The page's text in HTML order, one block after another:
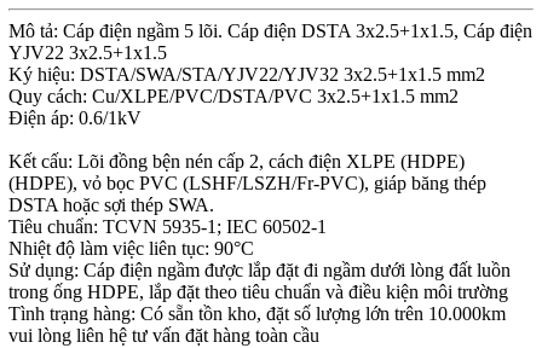
Mô tả: Cáp điện ngầm 5 lõi. Cáp điện DSTA 3x2.5+1x1.5, Cáp điện
YJV22 3x2.5+1x1.5
Ký hiệu: DSTA/SWA/STA/YJV22/YJV32 3x2.5+1x1.5 mm2
Quy cách: Cu/XLPE/PVC/DSTA/PVC 3x2.5+1x1.5 mm2
Điện áp: 0.6/1kV
Kết cấu: Lõi đồng bện nén cấp 2, cách điện XLPE (HDPE)
(HDPE), vỏ bọc PVC (LSHF/LSZH/Fr-PVC), giáp băng thép
DSTA hoặc sợi thép SWA.
Tiêu chuẩn: TCVN 5935-1; IEC 60502-1
Nhiệt độ làm việc liên tục: 90°C
Sử dụng: Cáp điện ngầm được lắp đặt đi ngầm dưới lòng đất luồn
trong ống HDPE, lắp đặt theo tiêu chuẩn và điều kiện môi trường
Tình trạng hàng: Có sẵn tồn kho, đặt số lượng lớn trên 10.000km
vui lòng liên hệ tư vấn đặt hàng toàn cầu